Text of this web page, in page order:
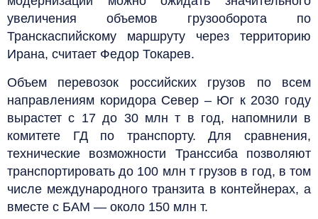
увеличения объемов грузооборота по
Транскаспийскому маршруту через территорию
Ирана, считает Федор Токарев.
Объем перевозок российских грузов по всем
направлениям коридора Север – Юг к 2030 году
вырастет с 17 до 30 млн т в год, напомнили в
комитете ГД по транспорту. Для сравнения,
технические возможности Транссиба позволяют
транспортировать до 100 млн т грузов в год, в том
числе международного транзита в контейнерах, а
вместе с БАМ — около 150 млн т.